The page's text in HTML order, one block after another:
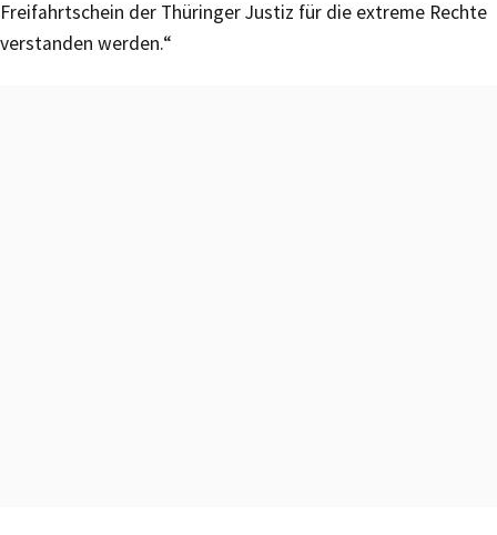
Freifahrtschein der Thüringer Justiz für die extreme Rechte
verstanden werden.“